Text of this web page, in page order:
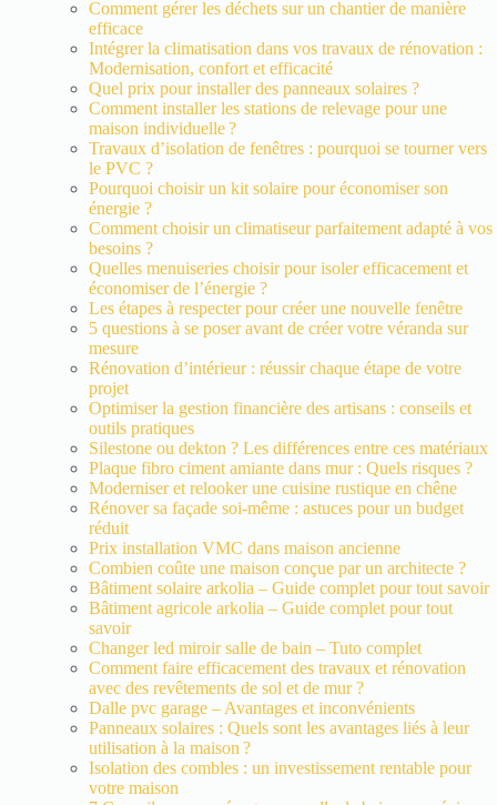
Comment gérer les déchets sur un chantier de manière
efficace
Intégrer la climatisation dans vos travaux de rénovation :
Modernisation, confort et efficacité
Quel prix pour installer des panneaux solaires ?
Comment installer les stations de relevage pour une
maison individuelle ?
Travaux d’isolation de fenêtres : pourquoi se tourner vers
le PVC ?
Pourquoi choisir un kit solaire pour économiser son
énergie ?
Comment choisir un climatiseur parfaitement adapté à vos
besoins ?
Quelles menuiseries choisir pour isoler efficacement et
économiser de l’énergie ?
Les étapes à respecter pour créer une nouvelle fenêtre
5 questions à se poser avant de créer votre véranda sur
mesure
Rénovation d’intérieur : réussir chaque étape de votre
projet
Optimiser la gestion financière des artisans : conseils et
outils pratiques
Silestone ou dekton ? Les différences entre ces matériaux
Plaque fibro ciment amiante dans mur : Quels risques ?
Moderniser et relooker une cuisine rustique en chêne
Rénover sa façade soi-même : astuces pour un budget
réduit
Prix installation VMC dans maison ancienne
Combien coûte une maison conçue par un architecte ?
Bâtiment solaire arkolia – Guide complet pour tout savoir
Bâtiment agricole arkolia – Guide complet pour tout
savoir
Changer led miroir salle de bain – Tuto complet
Comment faire efficacement des travaux et rénovation
avec des revêtements de sol et de mur ?
Dalle pvc garage – Avantages et inconvénients
Panneaux solaires : Quels sont les avantages liés à leur
utilisation à la maison ?
Isolation des combles : un investissement rentable pour
votre maison